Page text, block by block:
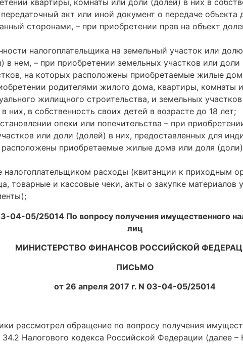
акт или иной документ о передаче
сторонами, – при приобретении прав на объект
налогоплательщика на земельный участок или
нем, – при приобретении земельных участков или
на которых расположены приобретаемые жилые
родителями жилого дома, квартиры, комнаты
жилищного строительства, и земельных
в собственность своих детей в возрасте до 18 лет;
опеки или попечительства – при
или доли (долей) в них, предоставленных для
приобретаемые жилые дома или доля
расходы (квитанции к приходным
товарные и кассовые чеки, акты о закупке
05/25014 По вопросу получения имущественного
лиц
МИНИСТЕРСТВО ФИНАНСОВ РОССИЙСКОЙ
ПИСЬМО
от 26 апреля 2017 г. N 03-04-05/25014
рассмотрел обращение по вопросу получения
Налогового кодекса Российской Федерации (далее